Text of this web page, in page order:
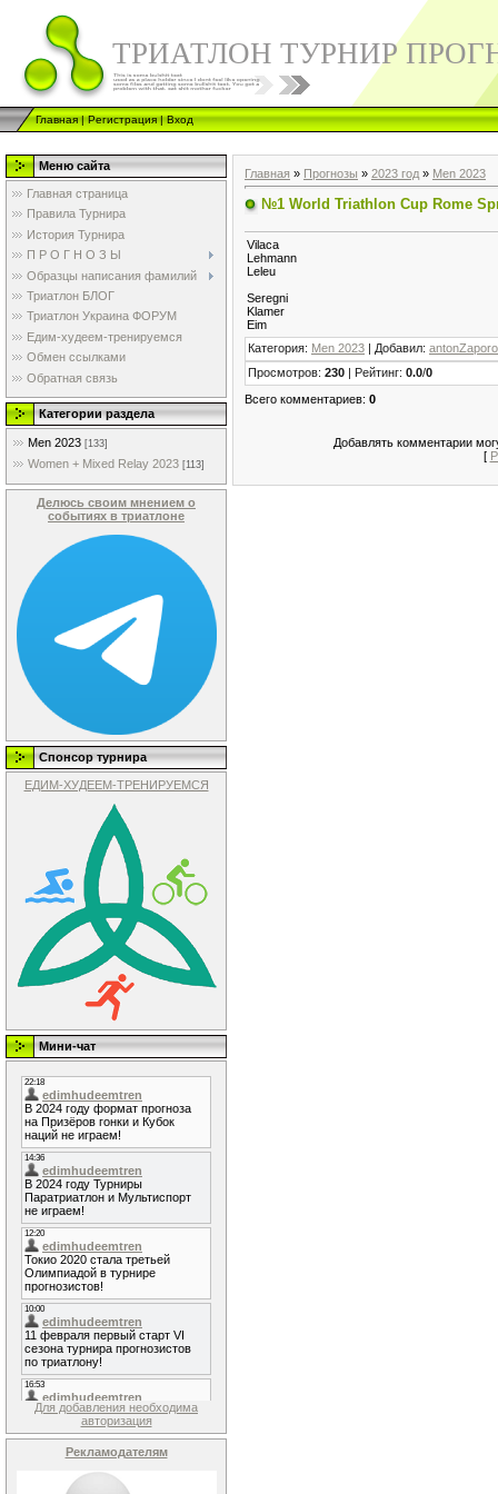
ТРИАТЛОН ТУРНИР
Главная|Регистрация|Вход
Меню сайта
Главная страница
Правила Турнира
История Турнира
П Р О Г Н О З Ы
Образцы написания фамилий
Триатлон БЛОГ
Триатлон Украина ФОРУМ
Едим-худеем-тренируемся
Обмен ссылками
Обратная связь
Категории раздела
Men 2023 [133]
Women + Mixed Relay 2023 [113]
Делюсь своим мнением о
событиях в триатлоне
Спонсор турнира
ЕДИМ-ХУДЕЕМ-ТРЕНИРУЕМСЯ
Мини-чат
Для добавления необходима
авторизация
Рекламодателям
Главная » Прогнозы » 2023 год » Men 2023
№1 World Triathlon Cup Rome
Vilaca
Lehmann
Leleu
Seregni
Klamer
Eim
Категория: Men 2023 | Добавил:
Просмотров: 230 | Рейтинг: 0.0/0
Всего комментариев: 0
Добавлять комментарии
[